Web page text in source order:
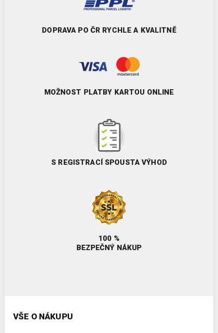
DOPRAVA PO ČR RYCHLE A KVALITNĚ
MOŽNOST PLATBY KARTOU ONLINE
S REGISTRACÍ SPOUSTA VÝHOD
100 %
BEZPEČNÝ NÁKUP
VŠE O NÁKUPU